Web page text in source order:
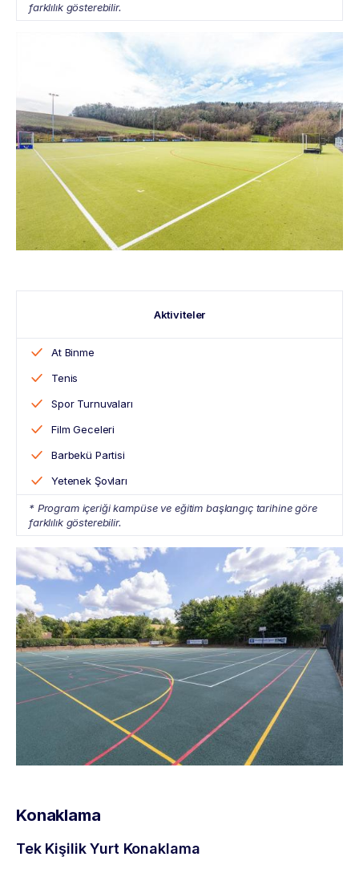
farklılık gösterebilir.
Aktiviteler
At Binme
Tenis
Spor Turnuvaları
Film Geceleri
Barbekü Partisi
Yetenek Şovları
* Program içeriği kampüse ve eğitim başlangıç tarihine göre
farklılık gösterebilir.
Konaklama
Tek Kişilik Yurt Konaklama